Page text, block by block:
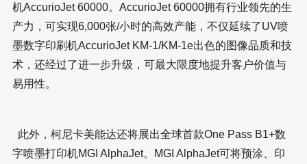
机AccurioJet 60000。AccurioJet 60000拥有行业领先的生
产力，可实现6,000张/小时的高效产能，不仅延续了UV喷
墨数字印刷机AccurioJet KM-1/KM-1e出色的图像品质和技
术，还经过了进一步升级，可最大限度地提升客户价值与
易用性。
此外，柯尼卡美能达还将展出全球首款One Pass B1+数
字喷墨打印机MGI AlphaJet。MGI AlphaJet可将预涂、印